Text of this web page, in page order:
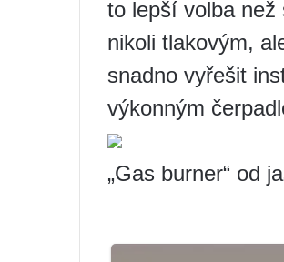
to lepší volba než
nikoli tlakovým,
snadno vyřešit
výkonným
„Gas burner“ od